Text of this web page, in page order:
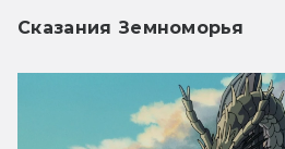
Сказания Земноморья